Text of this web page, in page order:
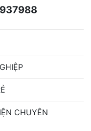
CHUYÊN